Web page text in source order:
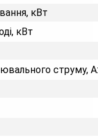
кВт
кВт
струму, А: